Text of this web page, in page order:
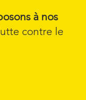
à nos
contre le